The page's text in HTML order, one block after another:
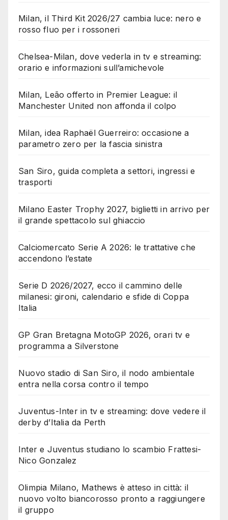
Milan, il Third Kit 2026/27 cambia luce: nero e
rosso fluo per i rossoneri
Chelsea-Milan, dove vederla in tv e streaming:
orario e informazioni sull’amichevole
Milan, Leão offerto in Premier League: il
Manchester United non affonda il colpo
Milan, idea Raphaël Guerreiro: occasione a
parametro zero per la fascia sinistra
San Siro, guida completa a settori, ingressi e
trasporti
Milano Easter Trophy 2027, biglietti in arrivo per
il grande spettacolo sul ghiaccio
Calciomercato Serie A 2026: le trattative che
accendono l’estate
Serie D 2026/2027, ecco il cammino delle
milanesi: gironi, calendario e sfide di Coppa
Italia
GP Gran Bretagna MotoGP 2026, orari tv e
programma a Silverstone
Nuovo stadio di San Siro, il nodo ambientale
entra nella corsa contro il tempo
Juventus-Inter in tv e streaming: dove vedere il
derby d’Italia da Perth
Inter e Juventus studiano lo scambio Frattesi-
Nico Gonzalez
Olimpia Milano, Mathews è atteso in città: il
nuovo volto biancorosso pronto a raggiungere
il gruppo